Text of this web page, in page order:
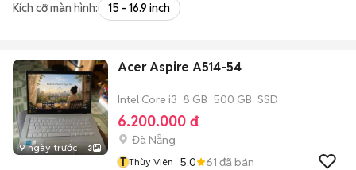
Kích cỡ màn hình: 15 - 16.9 inch
9 ngày trước 3
Acer Aspire A514-54
Intel Core i3 8 GB 500 GB SSD
6.200.000 đ
Đà Nẵng
T Thùy Viên 5.0 61 đã bán